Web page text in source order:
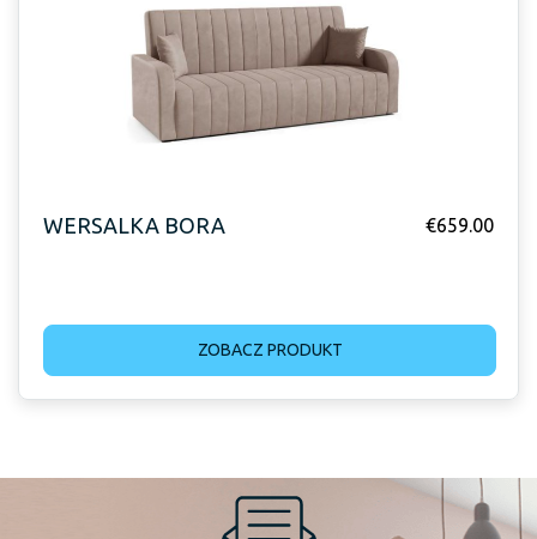
WERSALKA BORA €659.00
ZOBACZ PRODUKT